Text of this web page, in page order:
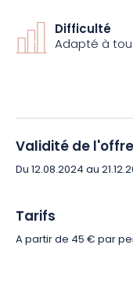
délicat de la
main. Réservez dès
Difficulté
Adapté à
Validité de l'offre
Du 12.08.2024 au
Tarifs
A partir de 45 € par